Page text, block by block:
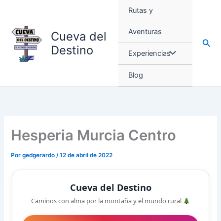
contenido
Cueva del
Destino
Rutas y
Aventuras
Experiencias
Blog
Hesperia Murcia Centro
Porgedgerardo/12 de abril de 2022
Cueva del Destino
Caminos con alma por la montaña y el mundo rural